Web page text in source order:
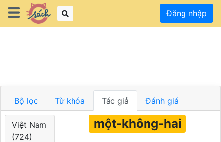
Đăng nhập
Bộ lọc Từ khóa Tác giả Đánh giá
Việt Nam
(724)
một-không-hai